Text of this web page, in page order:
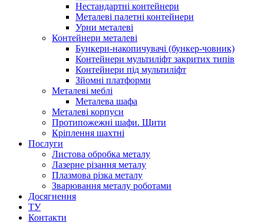
Нестандартні контейнери
Металеві палетні контейнери
Урни металеві
Контейнери металеві
Бункери-накопичувачі (бункер-човник)
Контейнери мультиліфт закритих типів
Контейнери під мультиліфт
Зйомні платформи
Металеві меблі
Металева шафа
Металеві корпуси
Протипожежні шафи. Щити
Кріплення шахтні
Послуги
Листова обробка металу
Лазерне різання металу
Плазмова різка металу
Зварювання металу роботами
Досягнення
ТУ
Контакти